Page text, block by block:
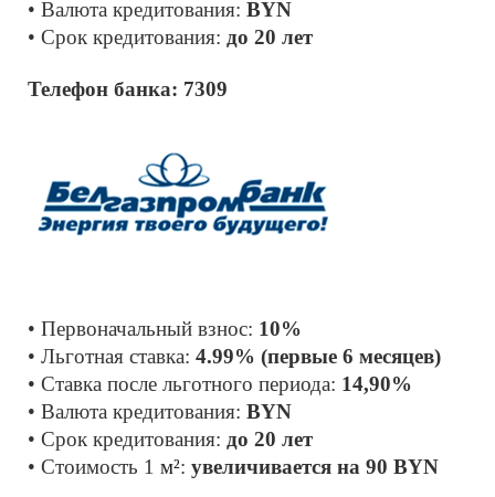
• Валюта кредитования: BYN
• Срок кредитования: до 20 лет
Телефон банка: 7309
• Первоначальный взнос: 10%
• Льготная ставка: 4.99% (первые 6 месяцев)
• Ставка после льготного периода: 14,90%
• Валюта кредитования: BYN
• Срок кредитования: до 20 лет
• Cтоимость 1 м²: увеличивается на 90 BYN